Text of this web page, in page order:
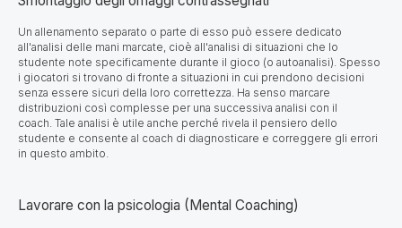
Un allenamento separato o parte di esso può essere dedicato
all'analisi delle mani marcate, cioè all'analisi di situazioni che lo
studente note specificamente durante il gioco (o autoanalisi). Spesso
i giocatori si trovano di fronte a situazioni in cui prendono decisioni
senza essere sicuri della loro correttezza. Ha senso marcare
distribuzioni così complesse per una successiva analisi con il
coach. Tale analisi è utile anche perché rivela il pensiero dello
studente e consente al coach di diagnosticare e correggere gli errori
in questo ambito.
Lavorare con la psicologia (Mental Coaching)